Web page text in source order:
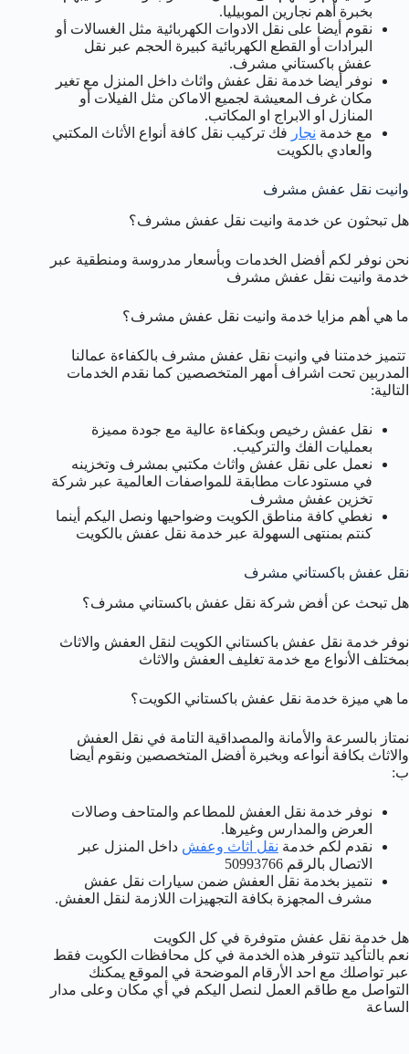
بخبرة أهم نجارين الموبيليا.
نقوم أيضا على نقل الادوات الكهربائية مثل الغسالات أو
البرادات أو القطع الكهربائية كبيرة الحجم عبر نقل
عفش باكستاني مشرف.
نوفر أيضا خدمة نقل عفش واثاث داخل المنزل مع تغير
مكان غرف المعيشة لجميع الاماكن مثل الفيلات أو
المنازل او الابراج او المكاتب.
مع خدمة نجار فك تركيب نقل كافة أنواع الأثاث المكتبي
والعادي بالكويت
وانيت نقل عفش مشرف
هل تبحثون عن خدمة وانيت نقل عفش مشرف؟
نحن نوفر لكم أفضل الخدمات وبأسعار مدروسة ومنطقية عبر
خدمة وانيت نقل عفش مشرف
ما هي أهم مزايا خدمة وانيت نقل عفش مشرف؟
تتميز خدمتنا في وانيت نقل عفش مشرف بالكفاءة عمالنا
المدربين تحت اشراف أمهر المتخصصين كما نقدم الخدمات
التالية:
نقل عفش رخيص وبكفاءة عالية مع جودة مميزة
بعمليات الفك والتركيب.
نعمل على نقل عفش واثاث مكتبي بمشرف وتخزينه
في مستودعات مطابقة للمواصفات العالمية عبر شركة
تخزين عفش مشرف
نغطي كافة مناطق الكويت وضواحيها ونصل اليكم أينما
كنتم بمنتهى السهولة عبر خدمة نقل عفش بالكويت
نقل عفش باكستاني مشرف
هل تبحث عن أفض شركة نقل عفش باكستاني مشرف؟
نوفر خدمة نقل عفش باكستاني الكويت لنقل العفش والاثاث
بمختلف الأنواع مع خدمة تغليف العفش والاثاث
ما هي ميزة خدمة نقل عفش باكستاني الكويت؟
نمتاز بالسرعة والأمانة والمصداقية التامة في نقل العفش
والاثاث بكافة أنواعه وبخبرة أفضل المتخصصين ونقوم أيضا
ب:
نوفر خدمة نقل العفش للمطاعم والمتاحف وصالات
العرض والمدارس وغيرها.
نقدم لكم خدمة نقل اثاث وعفش داخل المنزل عبر
الاتصال بالرقم 50993766
نتميز بخدمة نقل العفش ضمن سيارات نقل عفش
مشرف المجهزة بكافة التجهيزات اللازمة لنقل العفش.
هل خدمة نقل عفش متوفرة في كل الكويت
نعم بالتأكيد تتوفر هذه الخدمة في كل محافظات الكويت فقط
عبر تواصلك مع احد الأرقام الموضحة في الموقع يمكنك
التواصل مع طاقم العمل لنصل اليكم في أي مكان وعلى مدار
الساعة